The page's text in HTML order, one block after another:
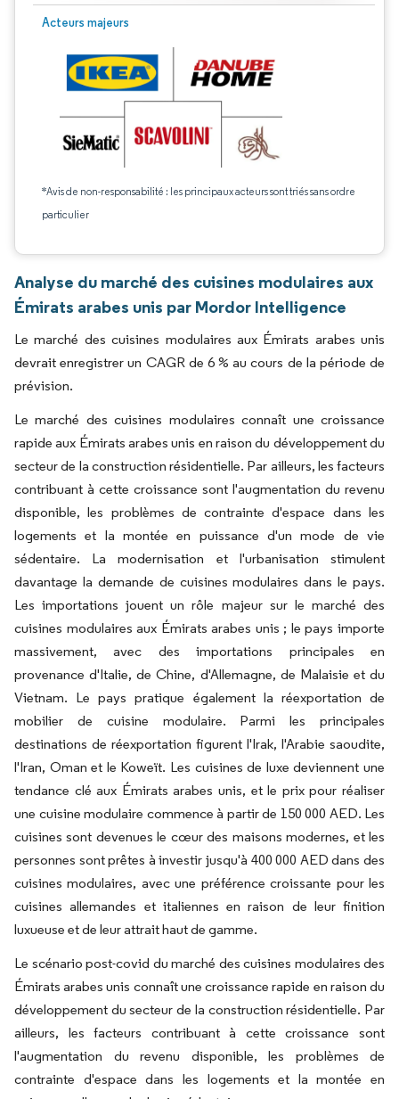
Acteurs majeurs
*Avis de non-responsabilité : les principaux acteurs sont triés sans ordre
particulier
Analyse du marché des cuisines modulaires aux
Émirats arabes unis par Mordor Intelligence
Le marché des cuisines modulaires aux Émirats arabes unis
devrait enregistrer un CAGR de 6 % au cours de la période de
prévision.
Le marché des cuisines modulaires connaît une croissance
rapide aux Émirats arabes unis en raison du développement du
secteur de la construction résidentielle. Par ailleurs, les facteurs
contribuant à cette croissance sont l'augmentation du revenu
disponible, les problèmes de contrainte d'espace dans les
logements et la montée en puissance d'un mode de vie
sédentaire. La modernisation et l'urbanisation stimulent
davantage la demande de cuisines modulaires dans le pays.
Les importations jouent un rôle majeur sur le marché des
cuisines modulaires aux Émirats arabes unis ; le pays importe
massivement, avec des importations principales en
provenance d'Italie, de Chine, d'Allemagne, de Malaisie et du
Vietnam. Le pays pratique également la réexportation de
mobilier de cuisine modulaire. Parmi les principales
destinations de réexportation figurent l'Irak, l'Arabie saoudite,
l'Iran, Oman et le Koweït. Les cuisines de luxe deviennent une
tendance clé aux Émirats arabes unis, et le prix pour réaliser
une cuisine modulaire commence à partir de 150 000 AED. Les
cuisines sont devenues le cœur des maisons modernes, et les
personnes sont prêtes à investir jusqu'à 400 000 AED dans des
cuisines modulaires, avec une préférence croissante pour les
cuisines allemandes et italiennes en raison de leur finition
luxueuse et de leur attrait haut de gamme.
Le scénario post-covid du marché des cuisines modulaires des
Émirats arabes unis connaît une croissance rapide en raison du
développement du secteur de la construction résidentielle. Par
ailleurs, les facteurs contribuant à cette croissance sont
l'augmentation du revenu disponible, les problèmes de
contrainte d'espace dans les logements et la montée en